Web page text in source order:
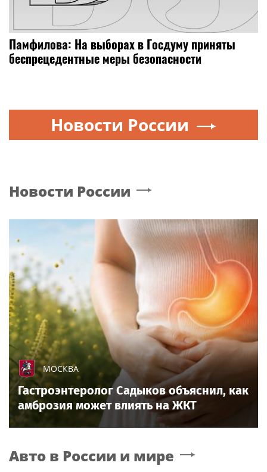
Памфилова: На выборах в Госдуму приняты
беспрецедентные меры безопасности
Новости России
Новости России
МОСКВА
Гастроэнтеролог Садыков объяснил, как
амброзия может влиять на ЖКТ
Авто в России и мире